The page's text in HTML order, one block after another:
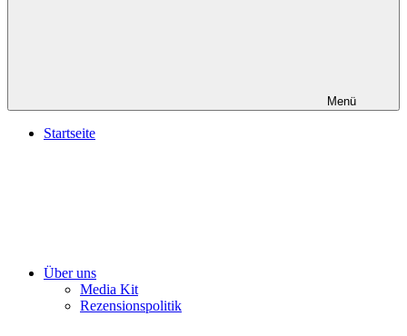
Menü
Startseite
Über uns
Media Kit
Rezensionspolitik